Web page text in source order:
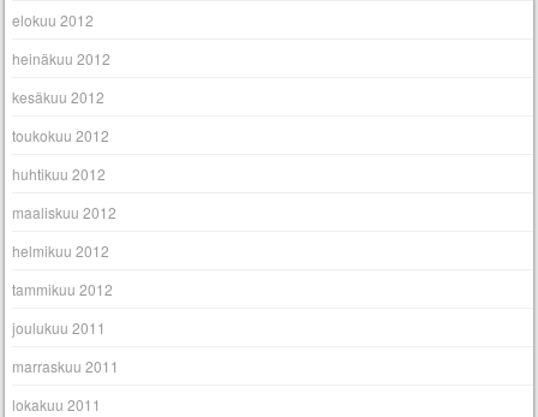
elokuu 2012
heinäkuu 2012
kesäkuu 2012
toukokuu 2012
huhtikuu 2012
maaliskuu 2012
helmikuu 2012
tammikuu 2012
joulukuu 2011
marraskuu 2011
lokakuu 2011